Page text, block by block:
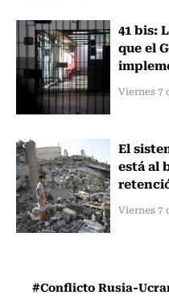
41 bis:
que el
Viernes 7
El
está al
Viernes 7
#Conflicto Rusia-